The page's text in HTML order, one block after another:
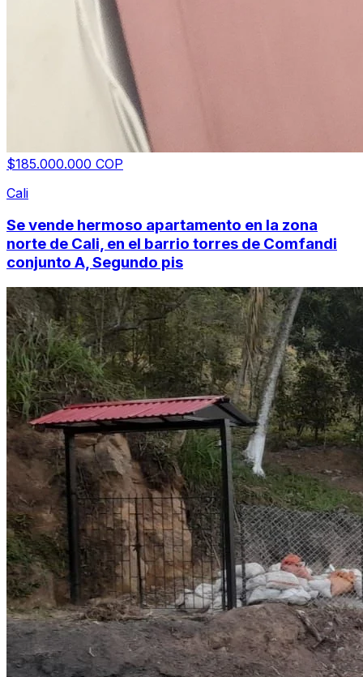
$185.000.000 COP
Cali
Se vende hermoso apartamento en la zona
norte de Cali, en el barrio torres de Comfandi
conjunto A, Segundo pis